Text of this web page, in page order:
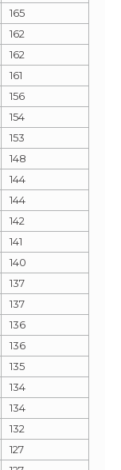
165
162
162
161
156
154
153
148
144
144
142
141
140
137
137
136
136
135
134
134
132
127